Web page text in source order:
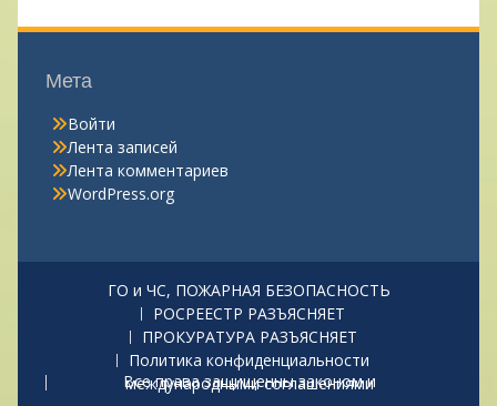
Мета
Войти
Лента записей
Лента комментариев
WordPress.org
ГО и ЧС, ПОЖАРНАЯ БЕЗОПАСНОСТЬ
РОСРЕЕСТР РАЗЪЯСНЯЕТ
ПРОКУРАТУРА РАЗЪЯСНЯЕТ
Политика конфиденциальности
Все права защищенны законом и международными соглашениями